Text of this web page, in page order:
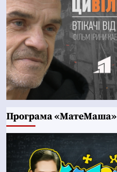
Програма «МатеМаша»